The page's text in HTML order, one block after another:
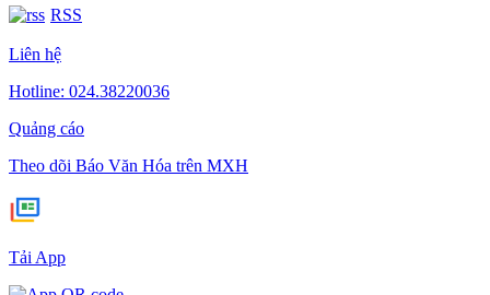
RSS
Liên hệ
Hotline: 024.38220036
Quảng cáo
Theo dõi Báo Văn Hóa trên MXH
Tải App